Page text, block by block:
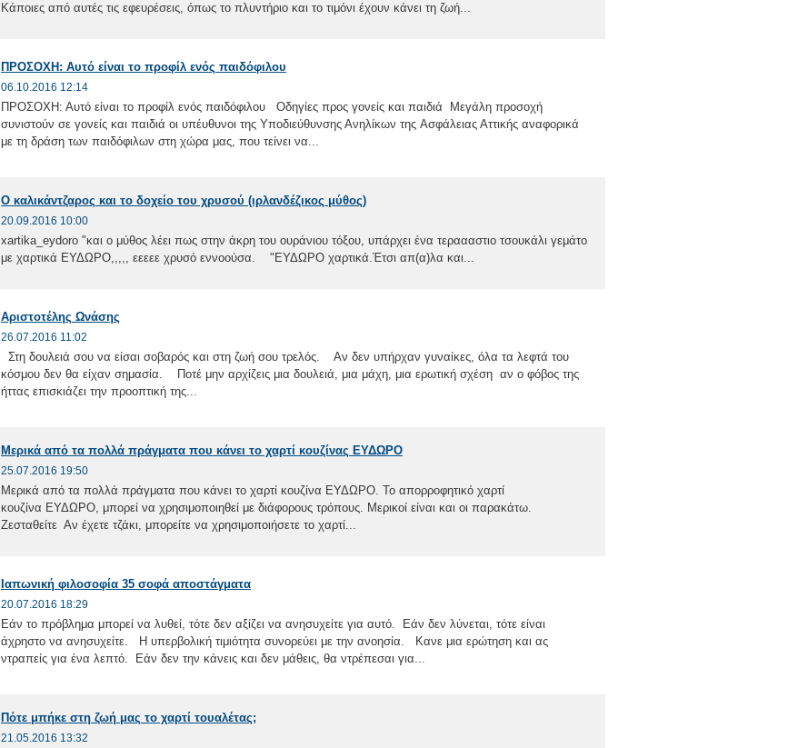
Κάποιες από αυτές τις εφευρέσεις, όπως το πλυντήριο και το τιμόνι έχουν κάνει τη ζωή...
ΠΡΟΣΟΧΗ: Αυτό είναι το προφίλ ενός παιδόφιλου
06.10.2016 12:14
ΠΡΟΣΟΧΗ: Αυτό είναι το προφίλ ενός παιδόφιλου Οδηγίες προς γονείς και παιδιά Μεγάλη προσοχή
συνιστούν σε γονείς και παιδιά οι υπέυθυνοι της Υποδιεύθυνσης Ανηλίκων της Ασφάλειας Αττικής αναφορικά
με τη δράση των παιδόφιλων στη χώρα μας, που τείνει να...
Ο καλικάντζαρος και το δοχείο του χρυσού (ιρλανδέζικος μύθος)
20.09.2016 10:00
xartika_eydoro "και ο μύθος λέει πως στην άκρη του ουράνιου τόξου, υπάρχει ένα τεραααστιο τσουκάλι γεμάτο
με χαρτικά ΕΥΔΩΡΟ,,,,, εεεεε χρυσό εννοούσα. "ΕΥΔΩΡΟ χαρτικά.Έτσι απ(α)λα και...
Αριστοτέλης Ωνάσης
26.07.2016 11:02
Στη δουλειά σου να είσαι σοβαρός και στη ζωή σου τρελός. Αν δεν υπήρχαν γυναίκες, όλα τα λεφτά του
κόσμου δεν θα είχαν σημασία. Ποτέ μην αρχίζεις μια δουλειά, μια μάχη, μια ερωτική σχέση αν ο φόβος της
ήττας επισκιάζει την προοπτική της...
Μερικά από τα πολλά πράγματα που κάνει το χαρτί κουζίνας ΕΥΔΩΡΟ
25.07.2016 19:50
Μερικά από τα πολλά πράγματα που κάνει το χαρτί κουζίνα ΕΥΔΩΡΟ. Το απορροφητικό χαρτί
κουζίνα ΕΥΔΩΡΟ, μπορεί να χρησιμοποιηθεί με διάφορους τρόπους. Μερικοί είναι και οι παρακάτω.
Ζεσταθείτε Αν έχετε τζάκι, μπορείτε να χρησιμοποιήσετε το χαρτί...
Ιαπωνική φιλοσοφία 35 σοφά αποστάγματα
20.07.2016 18:29
Εάν το πρόβλημα μπορεί να λυθεί, τότε δεν αξίζει να ανησυχείτε για αυτό. Εάν δεν λύνεται, τότε είναι
άχρηστο να ανησυχείτε. Η υπερβολική τιμιότητα συνορεύει με την ανοησία. Κανε μια ερώτηση και ας
ντραπείς για ένα λεπτό. Εάν δεν την κάνεις και δεν μάθεις, θα ντρέπεσαι για...
Πότε μπήκε στη ζωή μας το χαρτί τουαλέτας;
21.05.2016 13:32